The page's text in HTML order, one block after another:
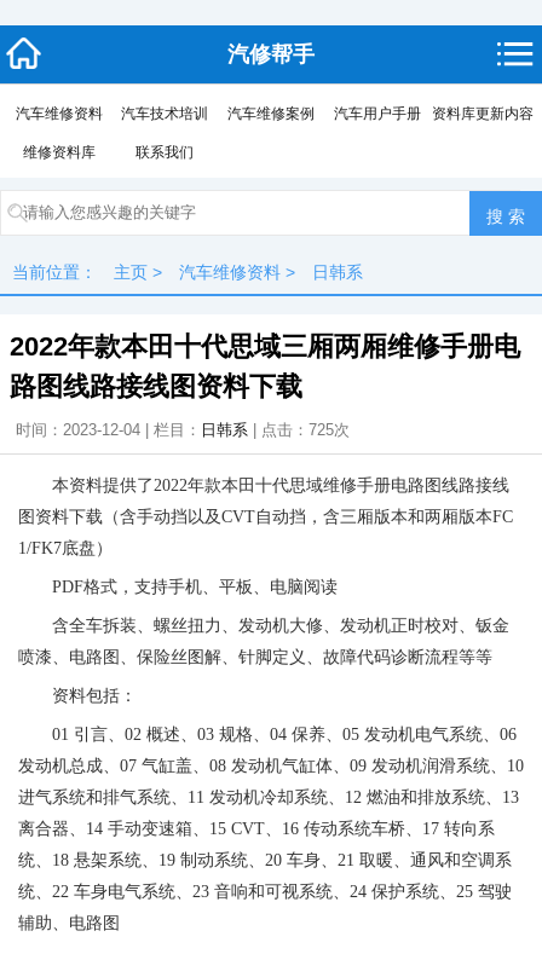
汽修帮手
汽车维修资料 汽车技术培训 汽车维修案例 汽车用户手册 资料库更新内容
维修资料库 联系我们
当前位置： 主页 > 汽车维修资料 > 日韩系
2022年款本田十代思域三厢两厢维修手册电
路图线路接线图资料下载
时间：2023-12-04 | 栏目： 日韩系 | 点击： 725次
本资料提供了2022年款本田十代思域维修手册电路图线路接线
图资料下载（含手动挡以及CVT自动挡，含三厢版本和两厢版本FC
1/FK7底盘）
PDF格式，支持手机、平板、电脑阅读
含全车拆装、螺丝扭力、发动机大修、发动机正时校对、钣金
喷漆、电路图、保险丝图解、针脚定义、故障代码诊断流程等等
资料包括：
01 引言、02 概述、03 规格、04 保养、05 发动机电气系统、06
发动机总成、07 气缸盖、08 发动机气缸体、09 发动机润滑系统、10
进气系统和排气系统、11 发动机冷却系统、12 燃油和排放系统、13
离合器、14 手动变速箱、15 CVT、16 传动系统车桥、17 转向系
统、18 悬架系统、19 制动系统、20 车身、21 取暖、通风和空调系
统、22 车身电气系统、23 音响和可视系统、24 保护系统、25 驾驶
辅助、电路图